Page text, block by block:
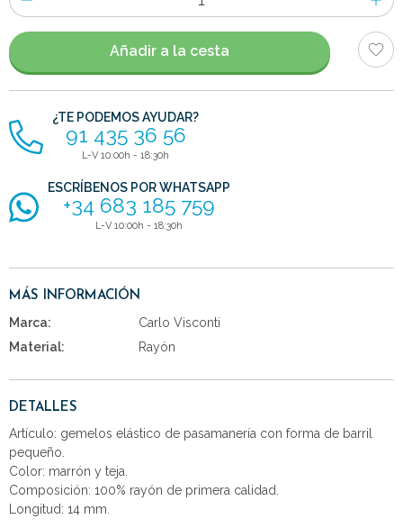
de
artículos
Añadir a la cesta
¿TE PODEMOS AYUDAR?
91 435 36 56
L-V 10:00h - 18:30h
ESCRÍBENOS POR WHATSAPP
+34 683 185 759
L-V 10:00h - 18:30h
MÁS INFORMACIÓN
Marca:
Carlo Visconti
Material:
Rayón
DETALLES
Artículo: gemelos elástico de pasamanería con forma de barril
pequeño.
Color: marrón y teja.
Composición: 100% rayón de primera calidad.
Longitud: 14 mm.